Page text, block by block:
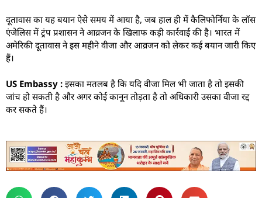
दूतावास का यह बयान ऐसे समय में आया है, जब हाल ही में कैलिफोर्निया के लॉस
एंजेलिस में ट्रंप प्रशासन ने आव्रजन के खिलाफ कड़ी कार्रवाई की है। भारत में
अमेरिकी दूतावास ने इस महीने वीजा और आव्रजन को लेकर कई बयान जारी किए
हैं।
US Embassy : इसका मतलब है कि यदि वीजा मिल भी जाता है तो इसकी
जांच हो सकती है और अगर कोई कानून तोड़ता है तो अधिकारी उसका वीजा रद्द
कर सकते हैं।